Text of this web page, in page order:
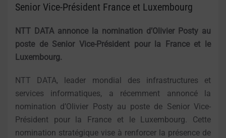
Senior Vice-Président France et Luxembourg
NTT DATA annonce la nomination d’Olivier Posty au
poste de Senior Vice-Président pour la France et le
Luxembourg.
NTT DATA, leader mondial des infrastructures et
services informatiques, a récemment annoncé la
nomination d’Olivier Posty au poste de Senior Vice-
Président pour la France et le Luxembourg. Cette
nomination stratégique vise à renforcer la présence de